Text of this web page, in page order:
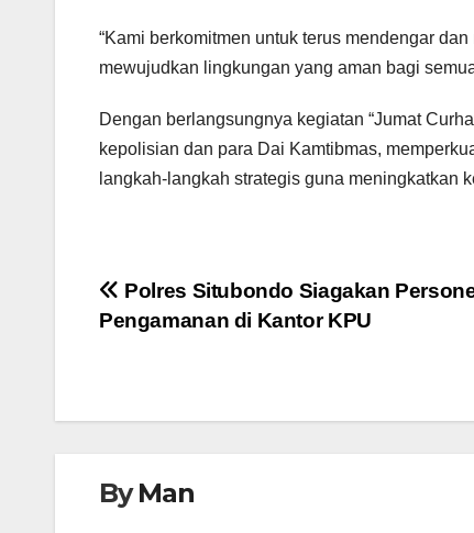
“Kami berkomitmen untuk terus mendengar
mewujudkan lingkungan yang aman bagi
Dengan berlangsungnya kegiatan “Jumat
kepolisian dan para Dai Kamtibmas,
langkah-langkah strategis guna meningkatkan
Navigasi
pos
Polres Situbondo Siagakan
Pengamanan di Kantor KPU
ByMan